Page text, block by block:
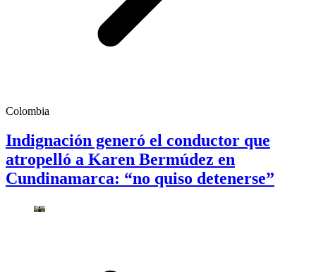
Colombia
Indignación generó el conductor que
atropelló a Karen Bermúdez en
Cundinamarca: “no quiso detenerse”